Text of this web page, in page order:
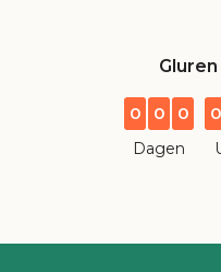
0 0 0
Dagen
0